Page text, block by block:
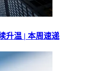
升温 | 本周速递